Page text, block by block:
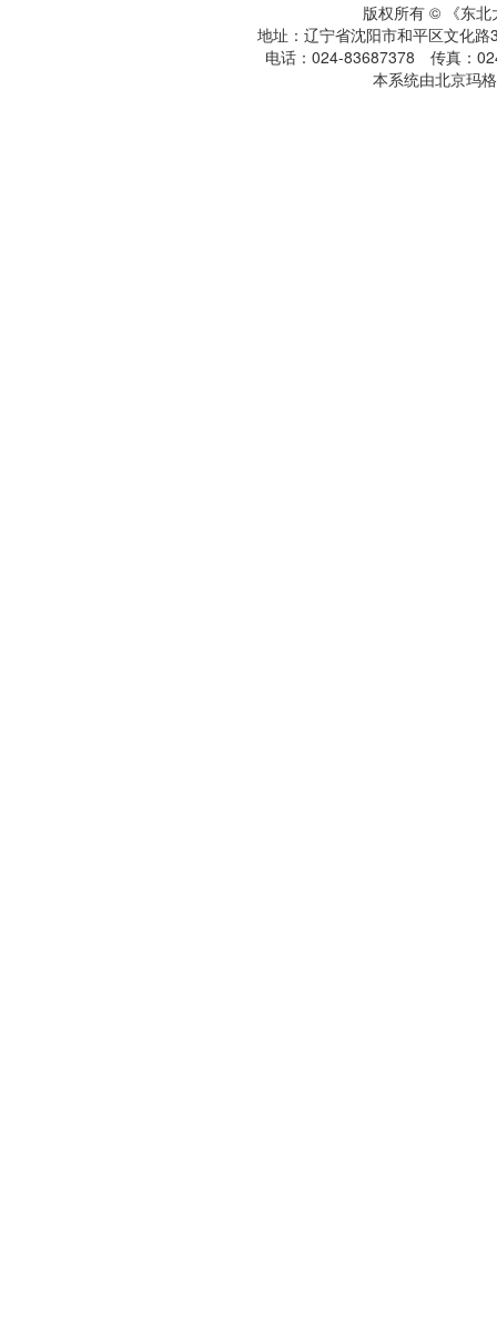
版权所有 © 《东北
地址：辽宁省沈阳市和平区文化
电话：024-83687378 传真：
本系统由北京玛